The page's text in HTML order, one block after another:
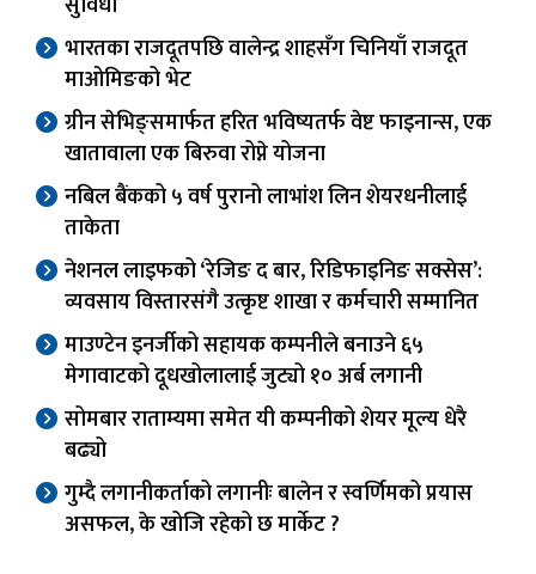
भारतका राजदूतपछि वालेन्द्र शाहसँग चिनियाँ राजदूत
माओमिङको भेट
ग्रीन सेभिङ्समार्फत हरित भविष्यतर्फ वेष्ट फाइनान्स, एक
खातावाला एक बिरुवा रोप्ने योजना
नबिल बैंकको ५ वर्ष पुरानो लाभांश लिन शेयरधनीलाई
ताकेता
नेशनल लाइफको ‘रेजिङ द बार, रिडिफाइनिङ सक्सेस’:
व्यवसाय विस्तारसंगै उत्कृष्ट शाखा र कर्मचारी सम्मानित
माउण्टेन इनर्जीको सहायक कम्पनीले बनाउने ६५
मेगावाटको दूधखोलालाई जुट्यो १० अर्ब लगानी
सोमबार राताम्यमा समेत यी कम्पनीको शेयर मूल्य धेरै
बढ्यो
गुम्दै लगानीकर्ताको लगानीः बालेन र स्वर्णिमको प्रयास
असफल, के खोजि रहेको छ मार्केट ?